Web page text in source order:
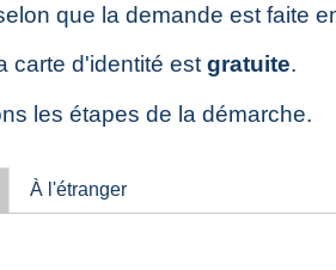
que la demande est faite
carte d'identité estgratuite.
les étapes de la démarche.
À l'étranger